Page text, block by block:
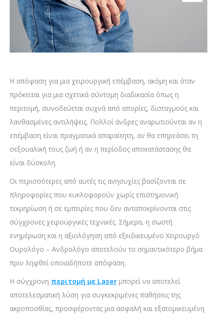
Η απόφαση για μια χειρουργική επέμβαση, ακόμη και όταν
πρόκειται για μια σχετικά σύντομη διαδικασία όπως η
περιτομή, συνοδεύεται συχνά από απορίες, δισταγμούς και
λανθασμένες αντιλήψεις. Πολλοί άνδρες αναρωτιούνται αν η
επέμβαση είναι πραγματικά απαραίτητη, αν θα επηρεάσει τη
σεξουαλική τους ζωή ή αν η περίοδος αποκατάστασης θα
είναι δύσκολη.
Οι περισσότερες από αυτές τις ανησυχίες βασίζονται σε
πληροφορίες που κυκλοφορούν χωρίς επιστημονική
τεκμηρίωση ή σε εμπειρίες που δεν ανταποκρίνονται στις
σύγχρονες χειρουργικές τεχνικές. Σήμερα, η σωστή
ενημέρωση και η αξιολόγηση από εξειδικευμένο Χειρουργό
Ουρολόγο – Ανδρολόγο αποτελούν το σημαντικότερο βήμα
πριν ληφθεί οποιαδήποτε απόφαση.
Η σύγχρονη περιτομή με Laser μπορεί να αποτελεί
αποτελεσματική λύση για συγκεκριμένες παθήσεις της
ακροποσθίας, προσφέροντας μια ασφαλή και εξατομικευμένη